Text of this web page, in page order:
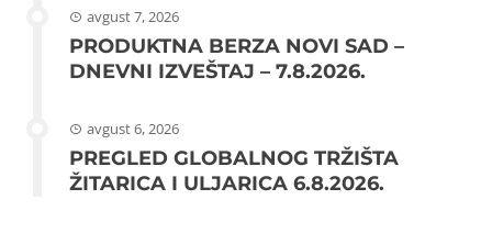
avgust 7, 2026
PRODUKTNA BERZA NOVI SAD –
DNEVNI IZVEŠTAJ – 7.8.2026.
avgust 6, 2026
PREGLED GLOBALNOG TRŽIŠTA
ŽITARICA I ULJARICA 6.8.2026.